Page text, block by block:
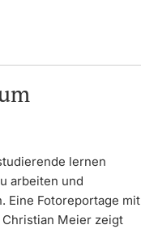
lernen
arbeiten und
Eine Fotoreportage mit
Meier zeigt